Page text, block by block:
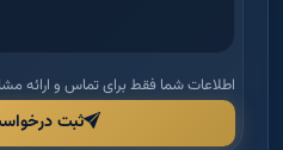
اطلاعات شما فقط برای تماس و ارائه
ثبت